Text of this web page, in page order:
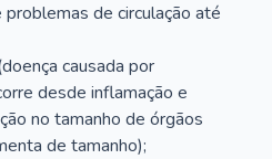
de circulação até
causada por
desde inflamação e
no tamanho de órgãos
de tamanho);